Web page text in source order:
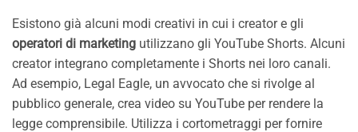
Esistono già alcuni modi creativi in cui i creator e gli
operatori di marketing utilizzano gli YouTube Shorts. Alcuni
creator integrano completamente i Shorts nei loro canali.
Ad esempio, Legal Eagle, un avvocato che si rivolge al
pubblico generale, crea video su YouTube per rendere la
legge comprensibile. Utilizza i cortometraggi per fornire